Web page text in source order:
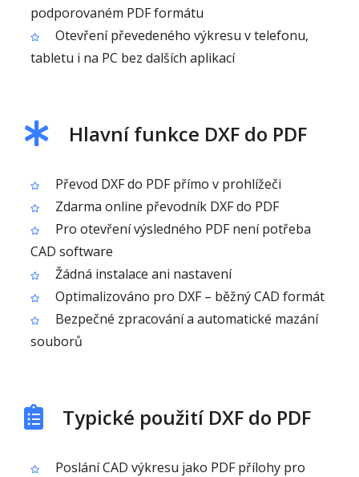
podporovaném PDF formátu
Otevření převedeného výkresu v telefonu,
tabletu i na PC bez dalších aplikací
Hlavní funkce DXF do PDF
Převod DXF do PDF přímo v prohlížeči
Zdarma online převodník DXF do PDF
Pro otevření výsledného PDF není potřeba
CAD software
Žádná instalace ani nastavení
Optimalizováno pro DXF – běžný CAD formát
Bezpečné zpracování a automatické mazání
souborů
Typické použití DXF do PDF
Poslání CAD výkresu jako PDF přílohy pro